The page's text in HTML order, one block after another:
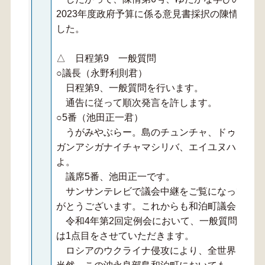
2023年度政府予算に係る意見書採択の陳情につ
した。
△ 日程第9 一般質問
○議長（永野利則君）
日程第9、一般質問を行います。
通告に従って順次発言を許します。
○5番（池田正一君）
うがみやぶらー。島のチュンチャ、ドゥクサ
ガンアシガナイチャマシリバ、エイユヌハジナ
よ。
議席5番、池田正一です。
サンサンテレビで議会中継をご覧になってお
がとうございます。これからも和泊町議会、よ
令和4年第2回定例会において、一般質問を2点
は1点目をさせていただきます。
ロシアのウクライナ侵攻により、全世界的に